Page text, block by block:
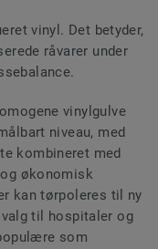
vinyl. Det betyder,
råvarer under
vinylgulve
niveau, med
kombineret med
økonomisk
kan tørpoleres til ny
til hospitaler og
som